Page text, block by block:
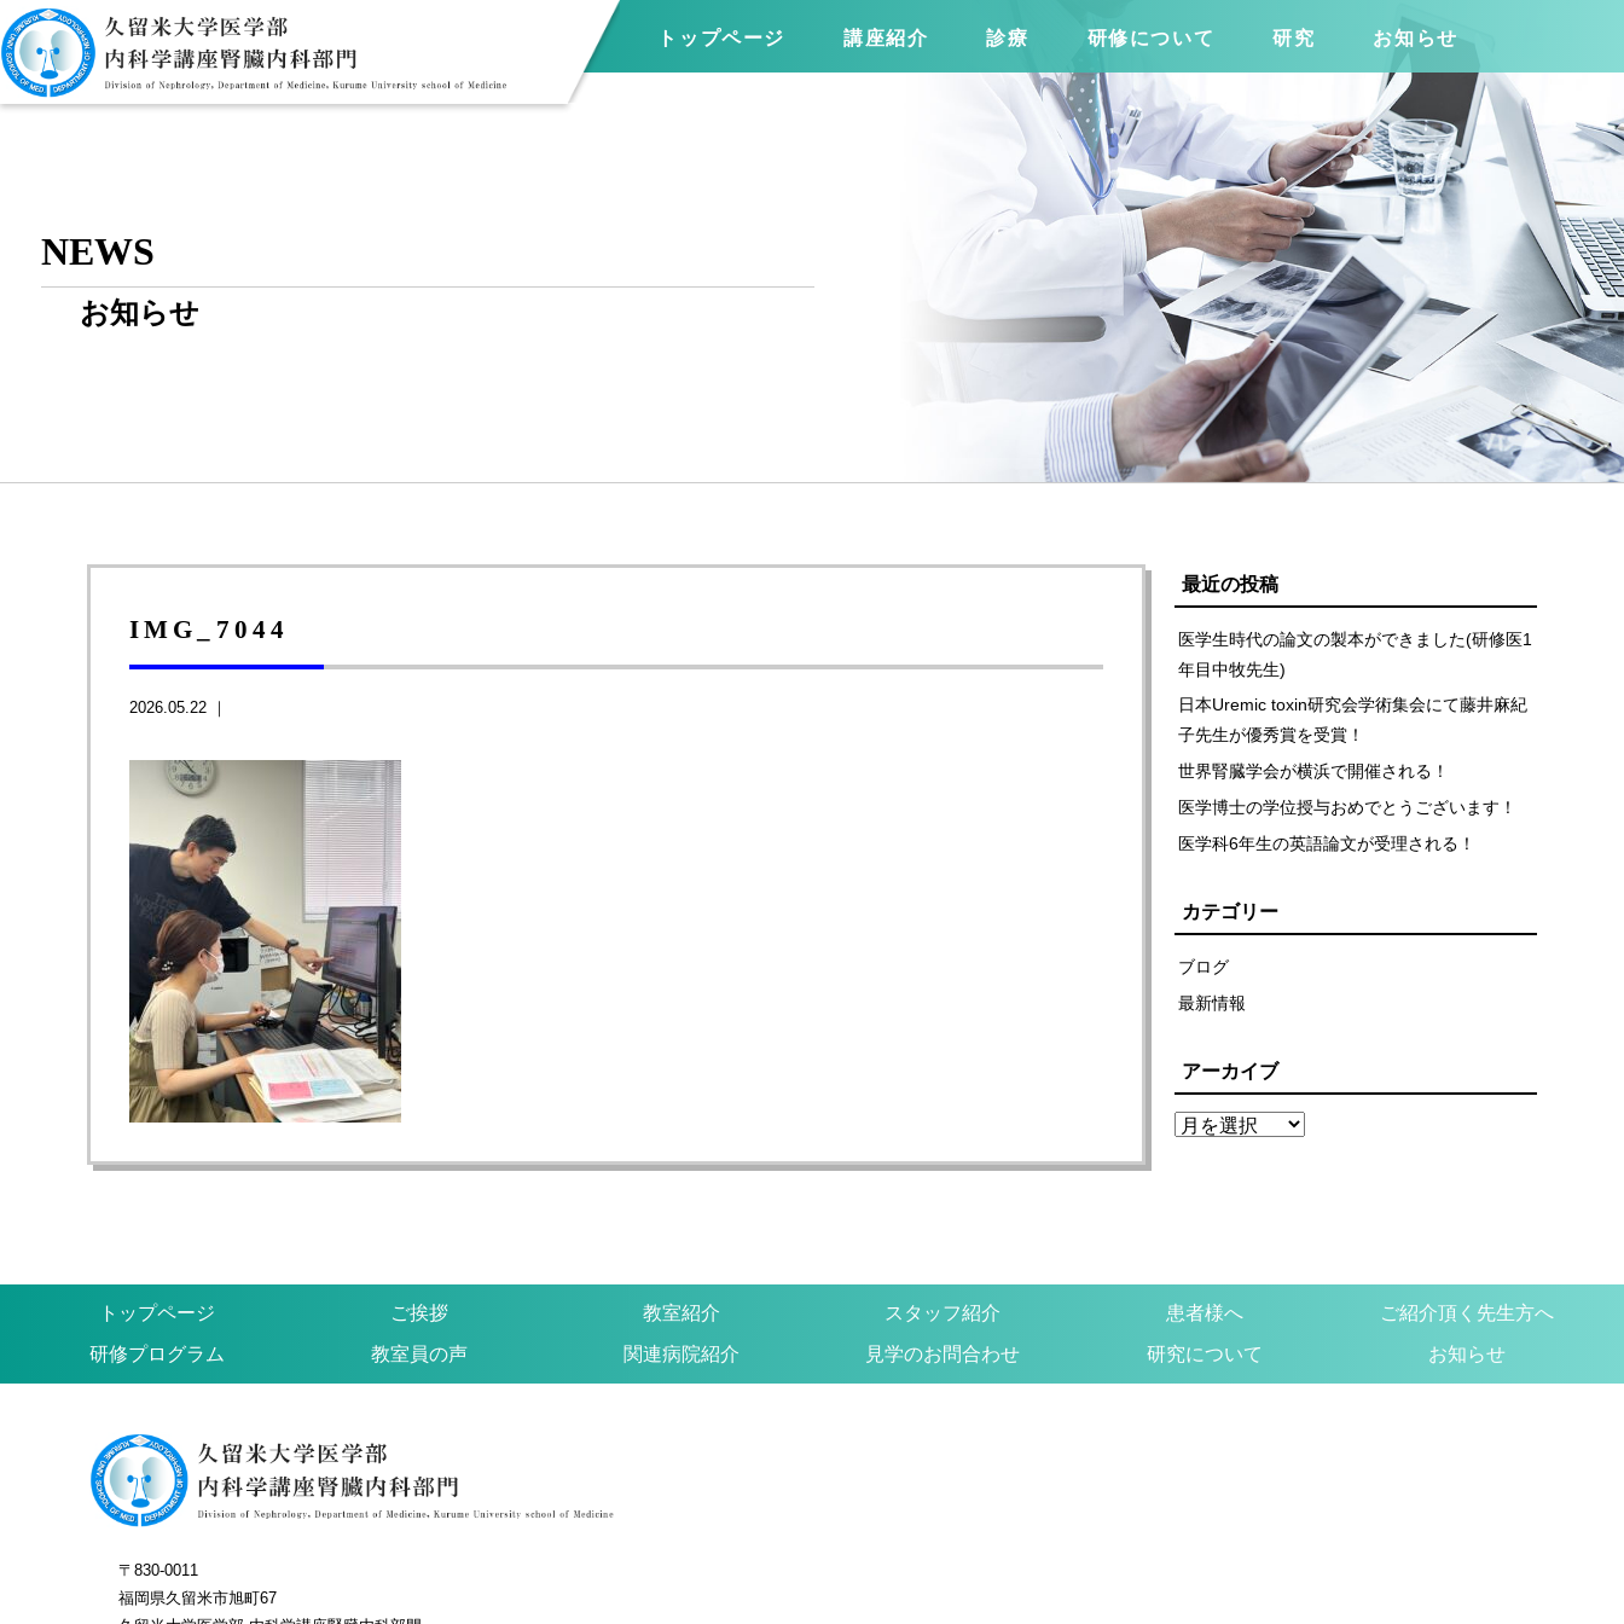
トップページ 講座紹介 診療 研修について 研究 お知らせ
NEWS
お知らせ
IMG_7044
2026.05.22 ｜
最近の投稿
医学生時代の論文の製本ができました(研修医1
年目中牧先生)
日本Uremic toxin研究会学術集会にて藤井麻紀
子先生が優秀賞を受賞！
世界腎臓学会が横浜で開催される！
医学博士の学位授与おめでとうございます！
医学科6年生の英語論文が受理される！
カテゴリー
ブログ
最新情報
アーカイブ
トップページ ご挨拶 教室紹介 スタッフ紹介 患者様へ ご紹介頂く先生方へ
研修プログラム 教室員の声 関連病院紹介 見学のお問合わせ 研究について お知らせ
〒830-0011
福岡県久留米市旭町67